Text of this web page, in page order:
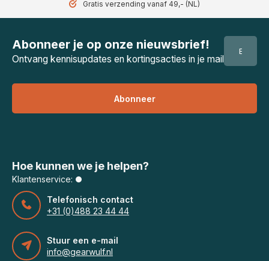
Gratis verzending vanaf 49,- (NL)
Abonneer je op onze nieuwsbrief!
Ontvang kennisupdates en kortingsacties in je mail
Abonneer
Hoe kunnen we je helpen?
Klantenservice:
Telefonisch contact
+31 (0)488 23 44 44
Stuur een e-mail
info@gearwulf.nl